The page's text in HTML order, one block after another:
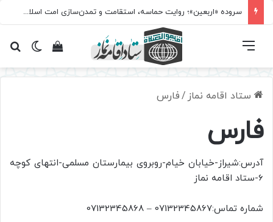
سروده‌ «اربعین»؛ روایت حماسه، استقامت و تمدن‌سازی امت اسلامی
تغییرمشاهده فهرست
ستاد اقامه نماز /فارس
فارس
آدرس:شیراز-خیابان خیام-روبروی بیمارستان مسلمی-انتهای کوچه
6-ستاد اقامه نماز
شماره تماس:07132345867 – 07132345868